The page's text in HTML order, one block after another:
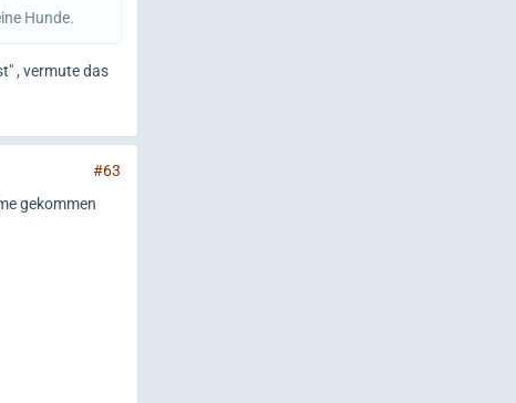
Hunde.
, vermute das
#63
gekommen